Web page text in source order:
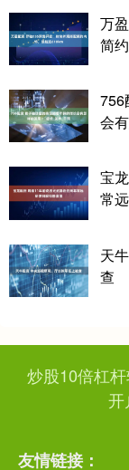
万
简
756
会
宝
常
天
查
炒股10倍杠
开
友情链接：